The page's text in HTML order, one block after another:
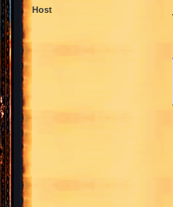
Host